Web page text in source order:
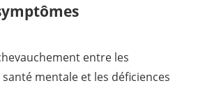
entre les
mentale et les déficiences